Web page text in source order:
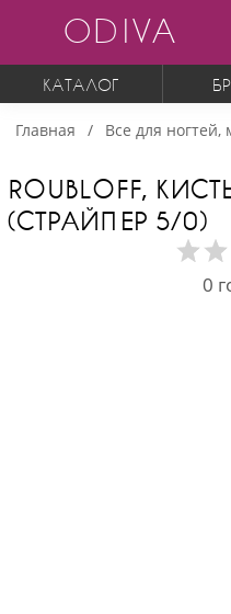
ODIVA
КАТАЛОГ
Главная Все для
ROUBLOFF,
(СТРАЙПЕР 5/0)
0